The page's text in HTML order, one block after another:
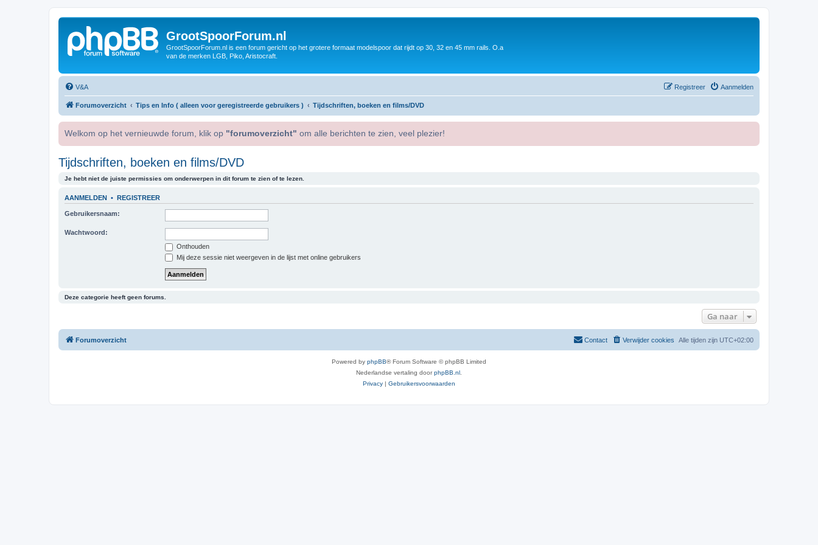
GrootSpoorForum.nl
GrootSpoorForum.nl is een forum gericht op het grotere formaat modelspoor dat rijdt op 30, 32 en 45 mm rails. O.a
van de merken LGB, Piko, Aristocraft.
V&A Aanmelden
Registreer
Forumoverzicht Tips en Info ( alleen voor geregistreerde gebruikers ) Tijdschriften, boeken en films/DVD
Welkom op het vernieuwde forum, klik op "forumoverzicht" om alle berichten te zien, veel plezier!
Tijdschriften, boeken en films/DVD
Je hebt niet de juiste permissies om onderwerpen in dit forum te zien of te lezen.
AANMELDEN • REGISTREER
Gebruikersnaam:
Wachtwoord:
Onthouden
Mij deze sessie niet weergeven in de lijst met online gebruikers
Deze categorie heeft geen forums.
Ga naar
Forumoverzicht Alle tijden zijn UTC+02:00
Verwijder cookies
Contact
Powered by phpBB® Forum Software © phpBB Limited
Nederlandse vertaling doorphpBB.nl.
Privacy | Gebruikersvoorwaarden